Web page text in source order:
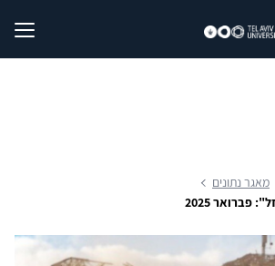
מאגר נתונים
2025